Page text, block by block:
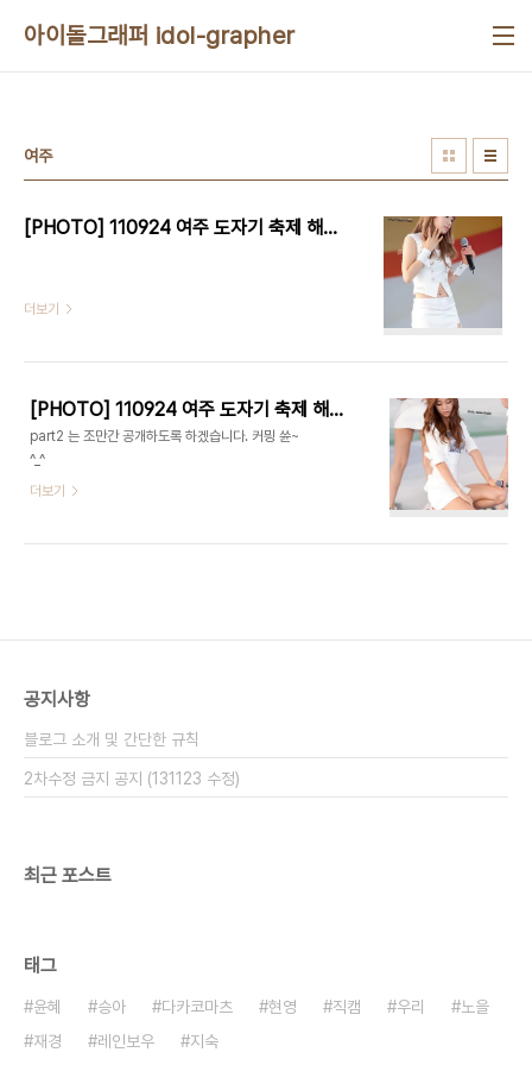
아이돌그래퍼 idol-grapher
여주
[PHOTO] 110924 여주 도자기 축제 해피타임 공개방송 - 레인보우 part 2 by 1st Holic
더보기
[PHOTO] 110924 여주 도자기 축제 해피타임 공개방송 - 레인보우 part 1 by 1st Holic
part2 는 조만간 공개하도록 하겠습니다. 커믱 쓘~
^_^
더보기
공지사항
블로그 소개 및 간단한 규칙
2차수정 금지 공지 (131123 수정)
최근 포스트
태그
윤혜 승아 다카코마츠 현영 직캠 우리
노을
재경
레인보우 지숙